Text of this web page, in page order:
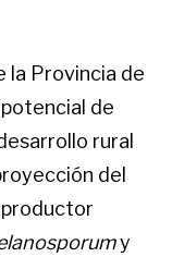
la Provincia de
de
rural
del
y